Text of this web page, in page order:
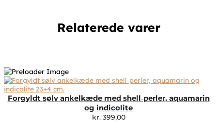
Relaterede varer
Forgyldt sølv ankelkæde med shell‑perler, aquamarin
og indicolite
kr.399,00